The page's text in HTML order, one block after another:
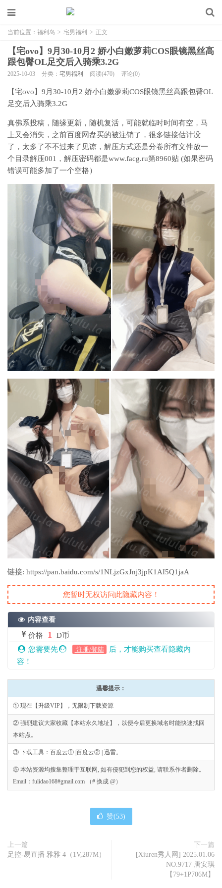
当前位置： 福利岛 > 宅男福利 > 正文
【宅ovo】9月30-10月2 娇小白嫩萝莉COS眼镜黑丝高
跟包臀OL足交后入骑乘3.2G
2025-10-03 分类： 宅男福利 阅读(470) 评论(0)
【宅ovo】9月30-10月2 娇小白嫩萝莉COS眼镜黑丝高跟包臀OL
足交后入骑乘3.2G
真佛系投稿，随缘更新，随机复活，可能就临时时间有空，马
上又会消失，之前百度网盘买的被注销了，很多链接估计没
了，太多了不不过来了见谅，解压方式还是分卷所有文件放一
个目录解压001，解压密码都是www.facg.ru第8960贴 (如果密码
错误可能多加了一个空格）
链接: https://pan.baidu.com/s/1NLjzGxJnj3jpK1AI5Q1jaA
您暂时无权访问此隐藏内容！
内容查看
价格 1
D币
您需要先
注册/登陆
后，才能购买查看隐藏内
容！
温馨提示：
① 现在【升级VIP】，无限制下载资源
② 强烈建议大家收藏【本站永久地址】，以便今后更换域名时能快速找回
本站点。
③ 下载工具：百度云① |百度云② | 迅雷。
⑤ 本站资源均搜集整理于互联网, 如有侵犯到您的权益, 请联系作者删除。
Email：fulidao168#gmail.com （# 换成 @）
赞(53)
上一篇
足控-易直播 雅雅 4（1V,287M）
下一篇
[Xiuren秀人网] 2025.01.06
NO.9717 唐安琪
【79+1P706M】